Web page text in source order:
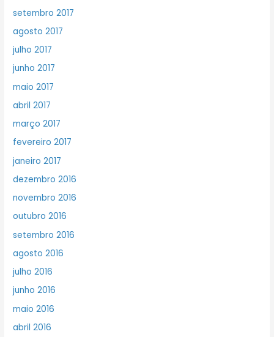
setembro 2017
agosto 2017
julho 2017
junho 2017
maio 2017
abril 2017
março 2017
fevereiro 2017
janeiro 2017
dezembro 2016
novembro 2016
outubro 2016
setembro 2016
agosto 2016
julho 2016
junho 2016
maio 2016
abril 2016